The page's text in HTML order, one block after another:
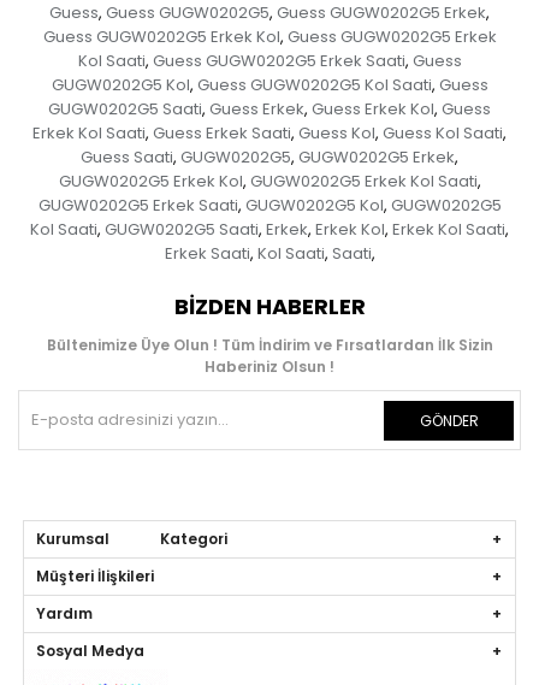
Guess, Guess GUGW0202G5, Guess GUGW0202G5 Erkek,
Guess GUGW0202G5 Erkek Kol, Guess GUGW0202G5 Erkek
Kol Saati, Guess GUGW0202G5 Erkek Saati, Guess
GUGW0202G5 Kol, Guess GUGW0202G5 Kol Saati, Guess
GUGW0202G5 Saati, Guess Erkek, Guess Erkek Kol, Guess
Erkek Kol Saati, Guess Erkek Saati, Guess Kol, Guess Kol Saati,
Guess Saati, GUGW0202G5, GUGW0202G5 Erkek,
GUGW0202G5 Erkek Kol, GUGW0202G5 Erkek Kol Saati,
GUGW0202G5 Erkek Saati, GUGW0202G5 Kol, GUGW0202G5
Kol Saati, GUGW0202G5 Saati, Erkek, Erkek Kol, Erkek Kol Saati,
Erkek Saati, Kol Saati, Saati,
BIZDEN HABERLER
Bültenimize Üye Olun ! Tüm İndirim ve Fırsatlardan İlk Sizin
Haberiniz Olsun !
GÖNDER
Kurumsal Kategori
Müşteri İlişkileri
Yardım
Sosyal Medya